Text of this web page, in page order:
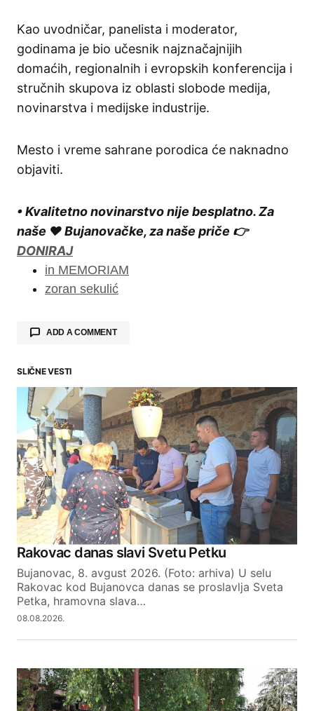
Kao uvodničar, panelista i moderator,
godinama je bio učesnik najznačajnijih
domaćih, regionalnih i evropskih konferencija i
stručnih skupova iz oblasti slobode medija,
novinarstva i medijske industrije.
Mesto i vreme sahrane porodica će naknadno
objaviti.
• Kvalitetno novinarstvo nije besplatno. Za
naše ❤️ Bujanovačke, za naše priče 👉
DONIRAJ
in MEMORIAM
zoran sekulić
ADD A COMMENT
Your email address will not be published.
Required fields are marked*
Comment*
Your Name
Your E-mail
SLIČNE VESTI
Rakovac danas slavi Svetu Petku
Bujanovac, 8. avgust 2026. (Foto: arhiva) U selu
Rakovac kod Bujanovca danas se proslavlja Sveta
Petka, hramovna slava…
08.08.2026.